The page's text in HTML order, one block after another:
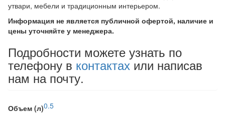
утвари, мебели и традиционным интерьером.
Информация не является публичной офертой, наличие и
цены уточняйте у менеджера.
Подробности можете узнать по
телефону в контактахили написав
нам на почту.
Объем (л)0.5